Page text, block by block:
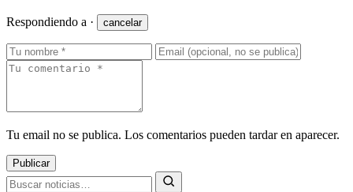
Respondiendo a · cancelar
Tu email no se publica. Los comentarios pueden tardar en aparecer.
Publicar